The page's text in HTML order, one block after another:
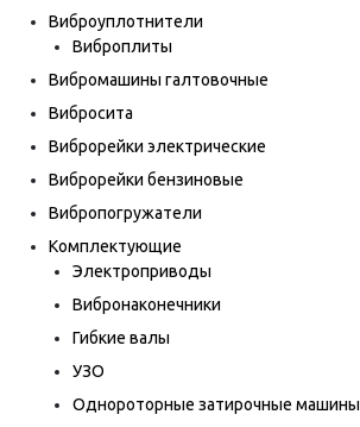
Виброуплотнители
Виброплиты
Вибромашины галтовочные
Вибросита
Виброрейки электрические
Виброрейки бензиновые
Вибропогружатели
Комплектующие
Электроприводы
Вибронаконечники
Гибкие валы
УЗО
Однороторные затирочные машины